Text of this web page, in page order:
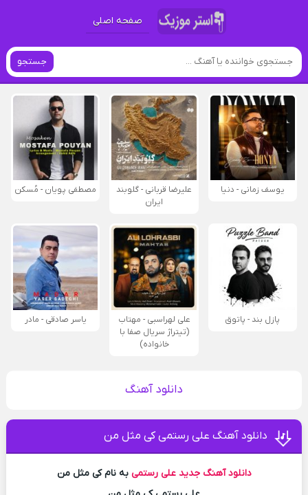
صفحه اصلی
جستجو
یوسف زمانی - دنیا
علیرضا قربانی - گلوبند
ایران
مصطفی پویان - مُسکن
پازل بند - پاتوق
علی لهراسبی - مهتاب
(تیتراژ سریال صفا با
خانواده)
یاسر صادقی - مادر
دانلود آهنگ
دانلود آهنگ علی رستمی کی مثل من
دانلود آهنگ جدید علی رستمی به نام کی مثل من